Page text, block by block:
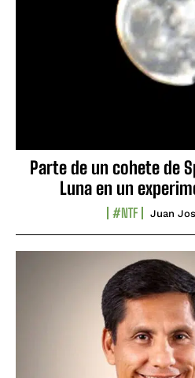
Parte de un cohete de
Luna en un
#NTF Juan